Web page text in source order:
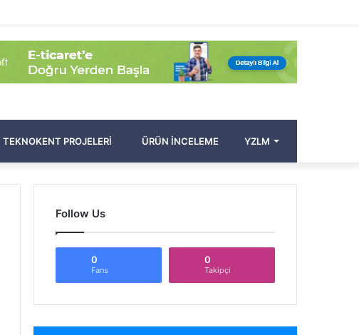
yap
...
Bölmesi
Makale
Ol
TEKNOKENT PROJELERI ÜRÜN İNCELEME YZLM
Follow Us
0
Fans
0
Takipçi